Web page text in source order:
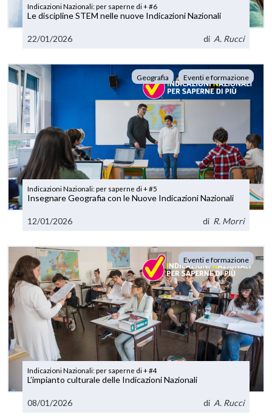
Indicazioni Nazionali: per saperne di + #6
Le discipline STEM nelle nuove Indicazioni Nazionali
22/01/2026 di A. Rucci
Geografia Eventi e formazione
Indicazioni Nazionali: per saperne di + #5
Insegnare Geografia con le Nuove Indicazioni Nazionali
12/01/2026 di R. Morri
Eventi e formazione
Indicazioni Nazionali: per saperne di + #4
L’impianto culturale delle Indicazioni Nazionali
08/01/2026 di A. Rucci